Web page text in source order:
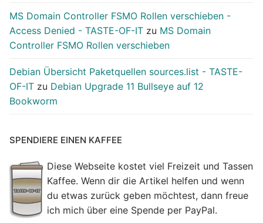
MS Domain Controller FSMO Rollen verschieben -
Access Denied - TASTE-OF-IT zu MS Domain
Controller FSMO Rollen verschieben
Debian Übersicht Paketquellen sources.list - TASTE-
OF-IT zu Debian Upgrade 11 Bullseye auf 12
Bookworm
SPENDIERE EINEN KAFFEE
Diese Webseite kostet viel Freizeit und Tassen
Kaffee. Wenn dir die Artikel helfen und wenn
du etwas zurück geben möchtest, dann freue
ich mich über eine Spende per PayPal.